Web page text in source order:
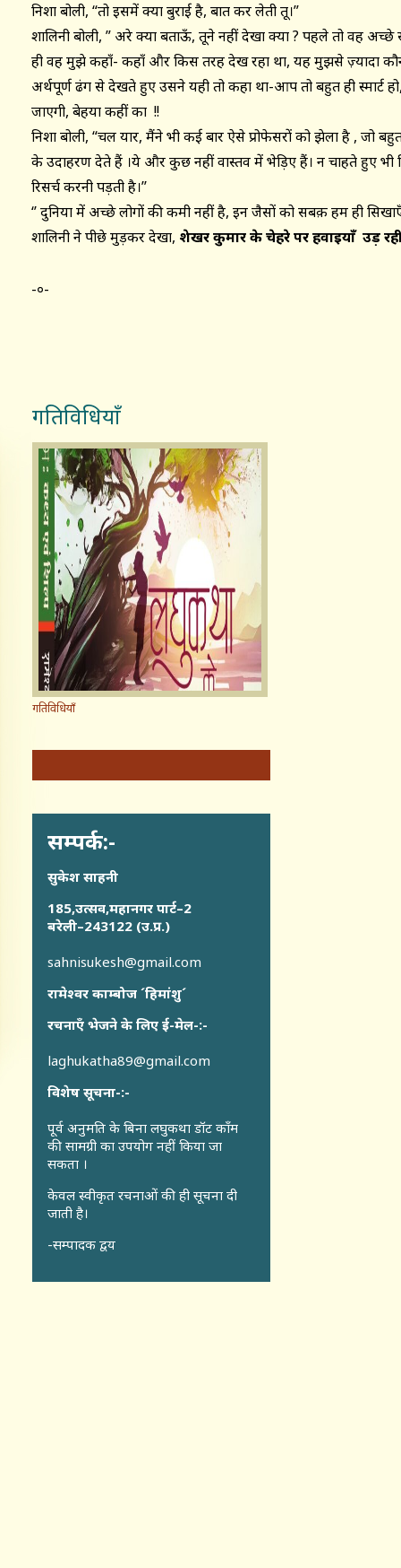
निशा बोली, “तो इसमें क्या बुराई है, बात कर लेती तू।”
शालिनी बोली, ” अरे क्या बताऊँ, तूने नहीं देखा क्या ? पहले तो वह अच्छे
ही वह मुझे कहाँ- कहाँ और किस तरह देख रहा था, यह मुझसे ज़्यादा
अर्थपूर्ण ढंग से देखते हुए उसने यही तो कहा था-आप तो बहुत ही स्मार्ट
जाएगी, बेहया कहीं का !!
निशा बोली, “चल यार, मैंने भी कई बार ऐसे प्रोफेसरों को झेला है , जो
के उदाहरण देते हैं ।ये और कुछ नहीं वास्तव में भेड़िए हैं। न चाहते हुए भी
रिसर्च करनी पड़ती है।’’
‘’ दुनिया में अच्छे लोगों की कमी नहीं है, इन जैसों को सबक़ हम ही
शालिनी ने पीछे मुड़कर देखा, शेखर कुमार के चेहरे पर हवाइयाँ उड़ रही
-०-
गतिविधियाँ
गतिविधियाँ
सम्पर्क:-
सुकेश साहनी
185,उत्सव,महानगर पार्ट–2
बरेली–243122 (उ.प्र.)
sahnisukesh@gmail.com
रामेश्वर काम्बोज ´हिमांशु´
रचनाएँ भेजने के लिए ई-मेल-:-
laghukatha89@gmail.com
विशेष सूचना-:-
पूर्व अनुमति के बिना लघुकथा डॉट कॉंम
की सामग्री का उपयोग नहीं किया जा
सकता ।
केवल स्वीकृत रचनाओं की ही सूचना दी
जाती है।
-सम्पादक द्वय